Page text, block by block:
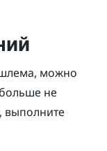
можно
не
выполните